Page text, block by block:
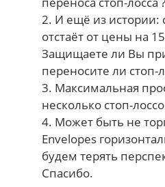
2. И ещё из истории:
отстаёт от цены на
Защищаете ли Вы
переносите ли стоп-
3. Максимальная
несколько стоп-
4. Может быть не
Envelopes
будем терять
Спасибо.